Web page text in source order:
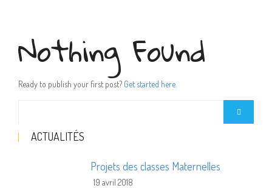
Nothing Found
Ready to publish your first post? Get started here
ACTUALITÉS
Projets des classes Maternelles
19 avril 2018